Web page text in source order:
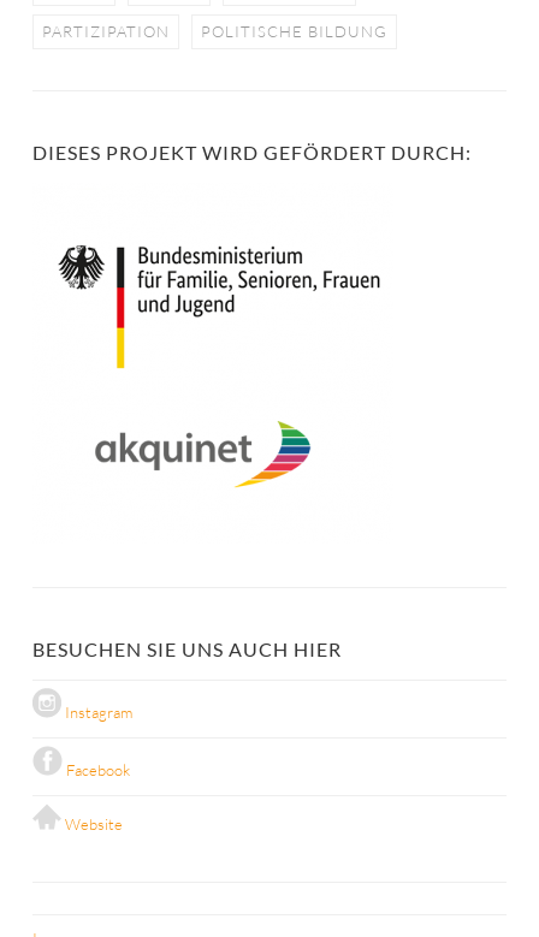
PARTIZIPATION POLITISCHE BILDUNG
DIESES PROJEKT WIRD GEFÖRDERT DURCH:
BESUCHEN SIE UNS AUCH HIER
Instagram
Facebook
Website